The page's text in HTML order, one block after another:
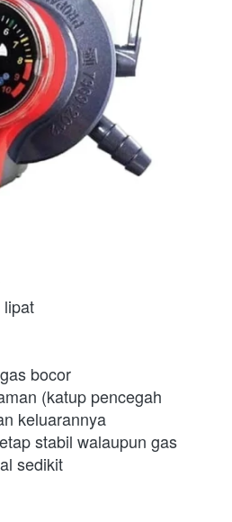
lipat
bocor
(katup pencegah
keluarannya
stabil walaupun gas
sedikit